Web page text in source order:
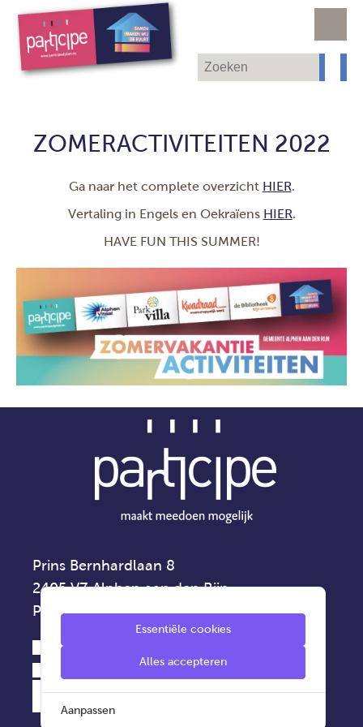
ZOMERACTIVITEITEN 2022
Ga naar het complete overzicht HIER.
Vertaling in Engels en Oekraïens HIER.
HAVE FUN THIS SUMMER!
Prins Bernhardlaan 8
2405 VZ Alphen aan den Rijn
Privacyverklaring
0172 - 42 75 00
info@participe.nu
Essentiële cookies
Alles accepteren
Aanpassen